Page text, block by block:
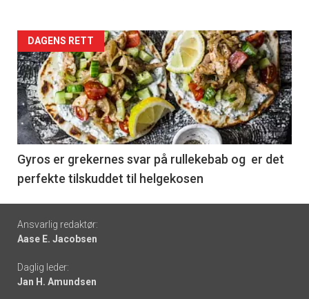
Forsiden
akkurat
nå
-
6
DAGENS RETT
Gyros er grekernes svar på rullekebab og er det
perfekte tilskuddet til helgekosen
Footer
-
links
Ansvarlig redaktør:
Aase E. Jacobsen
Daglig leder:
Jan H. Amundsen